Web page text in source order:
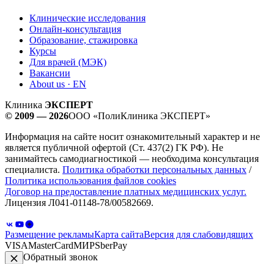
Клинические исследования
Онлайн-консультация
Образование, стажировка
Курсы
Для врачей (МЭК)
Вакансии
About us · EN
Клиника ЭКСПЕРТ
© 2009 — 2026ООО «ПолиКлиника ЭКСПЕРТ»
Информация на сайте носит ознакомительный характер и не
является публичной офертой (Ст. 437(2) ГК РФ). Не
занимайтесь самодиагностикой — необходима консультация
специалиста. Политика обработки персональных данных /
Политика использования файлов cookies
Договор на предоставление платных медицинских услуг.
Лицензия Л041-01148-78/00582669.
Размещение рекламыКарта сайтаВерсия для слабовидящих
VISAMasterCardМИРSberPay
Обратный звонок